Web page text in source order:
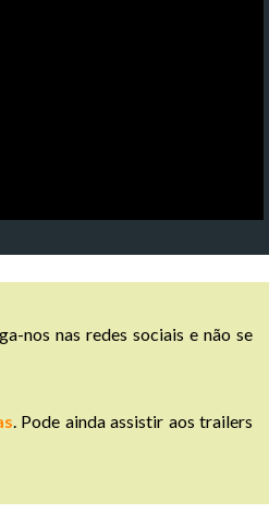
nos nas redes sociais e não se
. Pode ainda assistir aos trailers